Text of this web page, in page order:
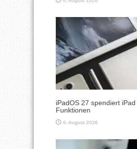
iPadOS 27 spendiert
Funktionen
6. August 2026